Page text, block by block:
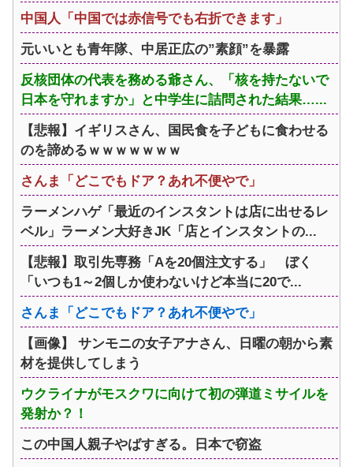
中国人「中国では赤信号でも右折できます」
元いいとも青年隊、中居正広の”素顔”を暴露
反核団体の代表を務める爺さん、「核を持たないで
日本を守れますか」と中学生に詰問された結果…...
【悲報】イギリスさん、国民食を子どもに食わせる
のを諦めるｗｗｗｗｗｗｗ
さんま「どこでもドア？あれ不便やで」
ラーメンハゲ「最近のインスタントは店に出せるレ
ベル」ラーメン大好きJK「店とインスタントの...
【悲報】取引先専務「Aを20個注文する」 ぼく
「いつも1～2個しか使わないけど本当に20で...
さんま「どこでもドア？あれ不便やで」
【画像】 サンモニの女子アナさん、日曜の朝から素
材を提供してしまう
ウクライナがモスクワに向けて初の弾道ミサイルを
発射か？！
この中国人親子やばすぎる。日本で窃盗